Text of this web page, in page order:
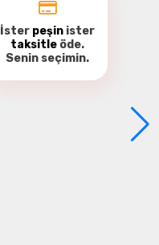
İster peşin ister
taksitle öde.
Senin seçimin.